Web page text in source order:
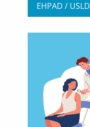
EHPAD / USLD